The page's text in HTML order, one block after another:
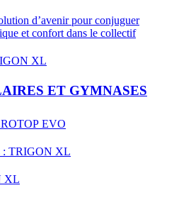
d’avenir pour conjuguer
et confort dans le collectif
XL
ET GYMNASES
EVO
: TRIGON XL
XL